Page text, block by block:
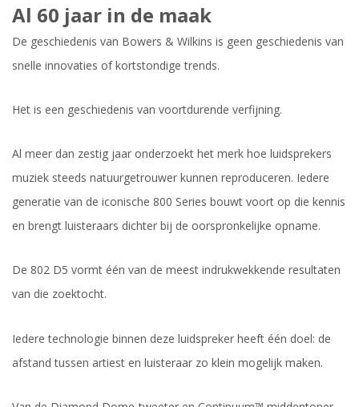
Al 60 jaar in de maak
De geschiedenis van Bowers & Wilkins is geen geschiedenis van
snelle innovaties of kortstondige trends.
Het is een geschiedenis van voortdurende verfijning.
Al meer dan zestig jaar onderzoekt het merk hoe luidsprekers
muziek steeds natuurgetrouwer kunnen reproduceren. Iedere
generatie van de iconische 800 Series bouwt voort op die kennis
en brengt luisteraars dichter bij de oorspronkelijke opname.
De 802 D5 vormt één van de meest indrukwekkende resultaten
van die zoektocht.
Iedere technologie binnen deze luidspreker heeft één doel: de
afstand tussen artiest en luisteraar zo klein mogelijk maken.